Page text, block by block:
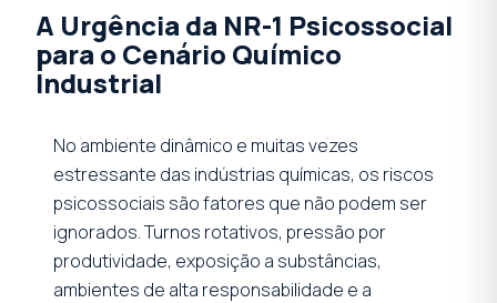
A Urgência da NR-1 Psicossocial
para o Cenário Químico
Industrial
No ambiente dinâmico e muitas vezes
estressante das indústrias químicas, os riscos
psicossociais são fatores que não podem ser
ignorados. Turnos rotativos, pressão por
produtividade, exposição a substâncias,
ambientes de alta responsabilidade e a